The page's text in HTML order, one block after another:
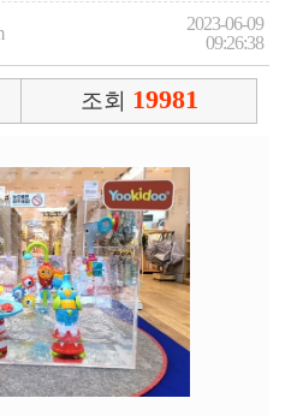
2023-06-09
09:26:38
조회 19981